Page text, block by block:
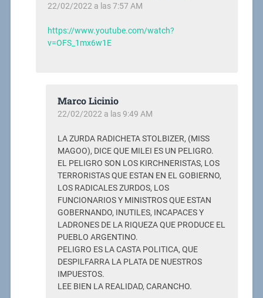
22/02/2022 a las 7:57 AM
https://www.youtube.com/watch?
v=OFS_1mx6w1E
Marco Licinio
22/02/2022 a las 9:49 AM
LA ZURDA RADICHETA STOLBIZER, (MISS
MAGOO), DICE QUE MILEI ES UN PELIGRO.
EL PELIGRO SON LOS KIRCHNERISTAS, LOS
TERRORISTAS QUE ESTAN EN EL GOBIERNO,
LOS RADICALES ZURDOS, LOS
FUNCIONARIOS Y MINISTROS QUE ESTAN
GOBERNANDO, INUTILES, INCAPACES Y
LADRONES DE LA RIQUEZA QUE PRODUCE EL
PUEBLO ARGENTINO.
PELIGRO ES LA CASTA POLITICA, QUE
DESPILFARRA LA PLATA DE NUESTROS
IMPUESTOS.
LEE BIEN LA REALIDAD, CARANCHO.